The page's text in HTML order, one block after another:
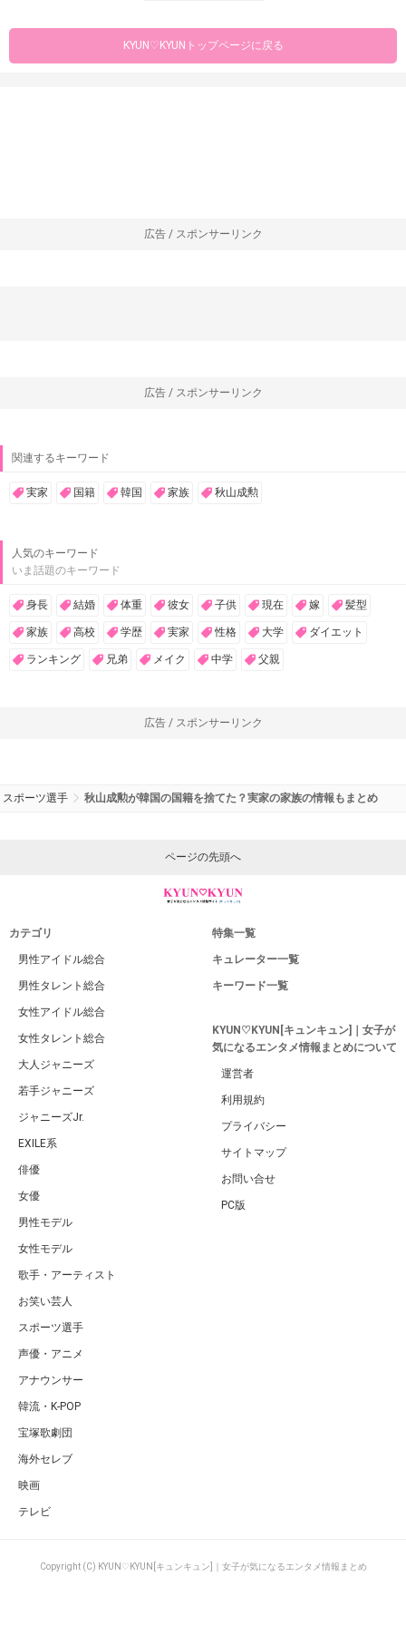
KYUN♡KYUNトップページに戻る
広告 / スポンサーリンク
広告 / スポンサーリンク
関連するキーワード
実家 国籍 韓国 家族 秋山成勲
人気のキーワード
いま話題のキーワード
身長 結婚 体重 彼女 子供 現在 嫁 髪型
家族 高校 学歴 実家 性格 大学 ダイエット
ランキング 兄弟 メイク 中学 父親
広告 / スポンサーリンク
スポーツ選手 秋山成勲が韓国の国籍を捨てた？実家の家族の情報もまとめ
ページの先頭へ
カテゴリ
男性アイドル総合
男性タレント総合
女性アイドル総合
女性タレント総合
大人ジャニーズ
若手ジャニーズ
ジャニーズJr.
EXILE系
俳優
女優
男性モデル
女性モデル
歌手・アーティスト
お笑い芸人
スポーツ選手
声優・アニメ
アナウンサー
韓流・K-POP
宝塚歌劇団
海外セレブ
映画
テレビ
特集一覧
キュレーター一覧
キーワード一覧
KYUN♡KYUN[キュンキュン]｜女子が
気になるエンタメ情報まとめについて
運営者
利用規約
プライバシー
サイトマップ
お問い合せ
PC版
Copyright (C) KYUN♡KYUN[キュンキュン]｜女子が気になるエンタメ情報まとめ